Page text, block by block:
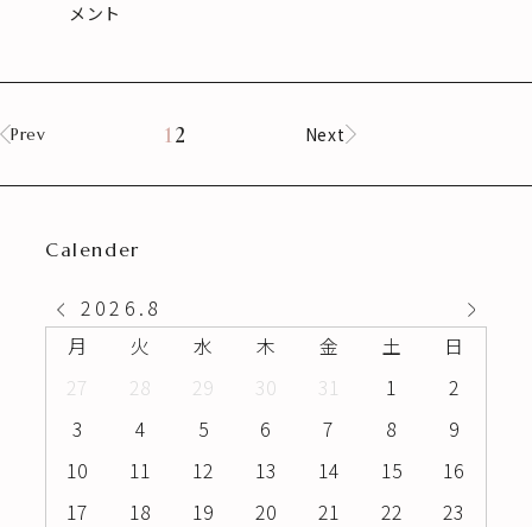
メント
Prev 12 Next
Calender
2026 . 8
月
火 水 木 金 土
日
27
28 29 30 31 1
2
3
4 5 6 7 8
9
10
11 12 13 14 15
16
17
18 19 20 21 22
23